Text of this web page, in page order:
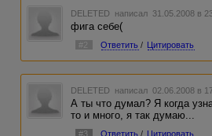
DELETED написал 31.05.2008 в
фига себе(
#2 Ответить / Цитировать
DELETED написал 02.06.2008 в
А ты что думал? Я когда
то и много, я так думаю...
#3 Ответить / Цитировать